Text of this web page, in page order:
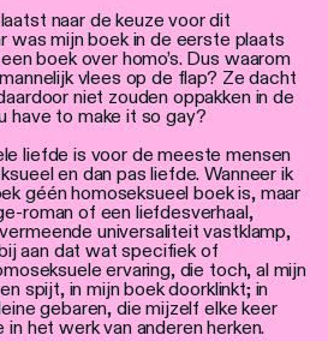
naar de keuze voor dit
was mijn boek in de eerste plaats
boek over homo’s. Dus waarom
vlees op de flap? Ze dacht
niet zouden oppakken in de
have to make it so gay?
liefde is voor de meeste mensen
en dan pas liefde. Wanneer ik
géén homoseksueel boek is, maar
roman of een liefdesverhaal,
universaliteit vastklamp,
aan dat wat specifiek of
ervaring, die toch, al mijn
spijt, in mijn boek doorklinkt; in
gebaren, die mijzelf elke keer
het werk van anderen herken.